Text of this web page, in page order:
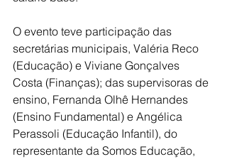
O evento teve participação das
secretárias municipais, Valéria Reco
(Educação) e Viviane Gonçalves
Costa (Finanças); das supervisoras de
ensino, Fernanda Olhê Hernandes
(Ensino Fundamental) e Angélica
Perassoli (Educação Infantil), do
representante da Somos Educação,